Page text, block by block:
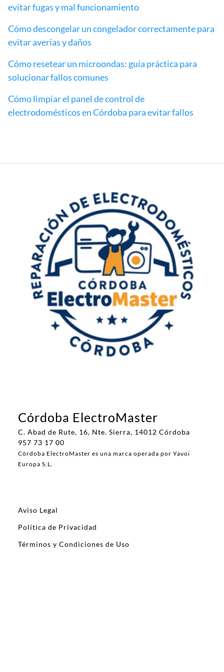
evitar fugas y mal funcionamiento
Cómo descongelar un congelador correctamente para
evitar averías y daños
Cómo resetear un microondas: guía práctica para
solucionar fallos comunes
Cómo limpiar el panel de control de
electrodomésticos en Córdoba para evitar fallos
Córdoba ElectroMaster
C. Abad de Rute, 16, Nte. Sierra, 14012 Córdoba
957 73 17 00
Córdoba ElectroMaster es una marca operada por Yavoi
Europa S.L.
Aviso Legal
Política de Privacidad
Términos y Condiciones de Uso